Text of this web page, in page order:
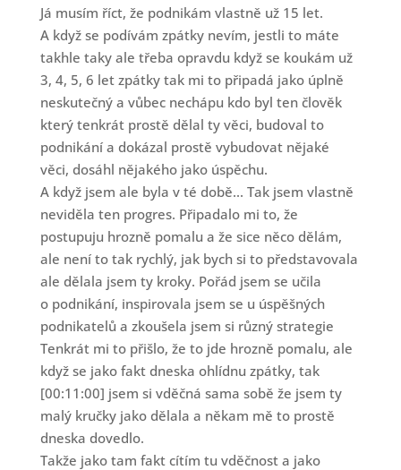
Já musím říct, že podnikám vlastně už 15 let.
A když se podívám zpátky nevím, jestli to máte
takhle taky ale třeba opravdu když se koukám už
3, 4, 5, 6 let zpátky tak mi to připadá jako úplně
neskutečný a vůbec nechápu kdo byl ten člověk
který tenkrát prostě dělal ty věci, budoval to
podnikání a dokázal prostě vybudovat nějaké
věci, dosáhl nějakého jako úspěchu.
A když jsem ale byla v té době... Tak jsem vlastně
neviděla ten progres. Připadalo mi to, že
postupuju hrozně pomalu a že sice něco dělám,
ale není to tak rychlý, jak bych si to představovala
ale dělala jsem ty kroky. Pořád jsem se učila
o podnikání, inspirovala jsem se u úspěšných
podnikatelů a zkoušela jsem si různý strategie
Tenkrát mi to přišlo, že to jde hrozně pomalu, ale
když se jako fakt dneska ohlídnu zpátky, tak
[00:11:00] jsem si vděčná sama sobě že jsem ty
malý kručky jako dělala a někam mě to prostě
dneska dovedlo.
Takže jako tam fakt cítím tu vděčnost a jako